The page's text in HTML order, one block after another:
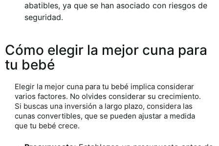
abatibles, ya que se han asociado con riesgos de
seguridad.
Cómo elegir la mejor cuna para
tu bebé
Elegir la mejor cuna para tu bebé implica considerar
varios factores. No olvides considerar su crecimiento.
Si buscas una inversión a largo plazo, considera las
cunas convertibles, que se pueden ajustar a medida
que tu bebé crece.